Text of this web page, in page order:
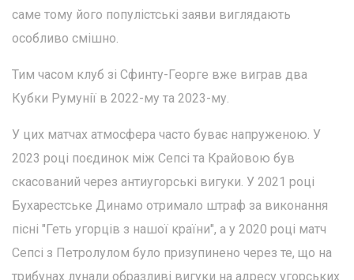
саме тому його популістські заяви виглядають
особливо смішно.
Тим часом клуб зі Сфинту-Георге вже виграв два
Кубки Румунії в 2022-му та 2023-му.
У цих матчах атмосфера часто буває напруженою. У
2023 році поєдинок між Сепсі та Крайовою був
скасований через антиугорські вигуки. У 2021 році
Бухарестське Динамо отримало штраф за виконання
пісні "Геть угорців з нашої країни", а у 2020 році матч
Сепсі з Петролулом було призупинено через те, що на
трибунах лунали образливі вигуки на адресу угорських